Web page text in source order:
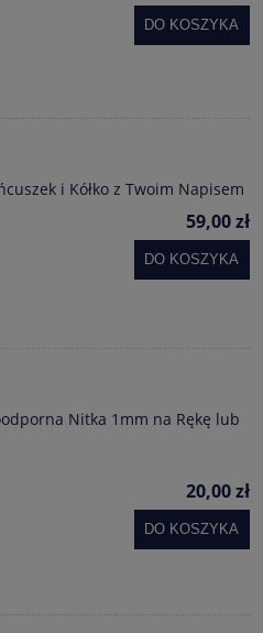
DO KOSZYKA
i Kółko z Twoim Napisem
59,00 zł
DO KOSZYKA
Nitka 1mm na Rękę lub
20,00 zł
DO KOSZYKA